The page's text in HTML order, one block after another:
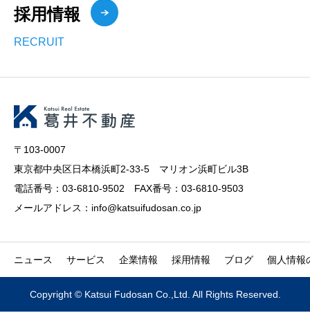
採用情報
RECRUIT
〒103-0007
東京都中央区日本橋浜町2-33-5 マリオン浜町ビル3B
電話番号：03-6810-9502 FAX番号：03-6810-9503
メールアドレス：info@katsuifudosan.co.jp
ニュース サービス 企業情報 採用情報 ブログ 個人情報
Copyright © Katsui Fudosan Co.,Ltd. All Rights Reserved.